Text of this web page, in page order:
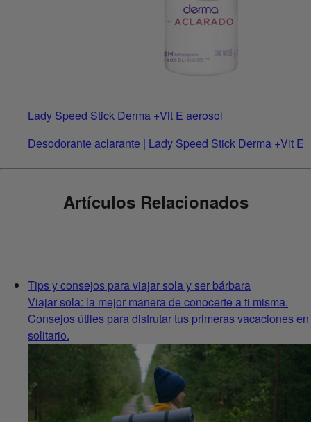
Lady Speed Stick Derma +Vit E aerosol
Desodorante aclarante | Lady Speed Stick Derma +Vit E
Artículos Relacionados
Tips y consejos para viajar sola y ser bárbara
Viajar sola: la mejor manera de conocerte a ti misma.
Consejos útiles para disfrutar tus primeras vacaciones en
solitario.